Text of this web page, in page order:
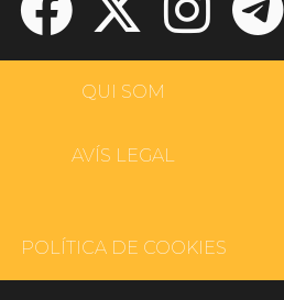
QUI SOM
AVÍS LEGAL
POLÍTICA DE COOKIES